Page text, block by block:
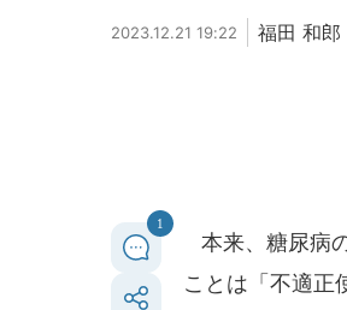
2023.12.21 19:22 福田 和郎
1
本来、糖尿病
ことは「不適正